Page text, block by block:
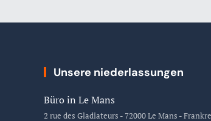
Unsere niederlassungen
Büro in Le Mans
2 rue des Gladiateurs - 72000 Le Mans -